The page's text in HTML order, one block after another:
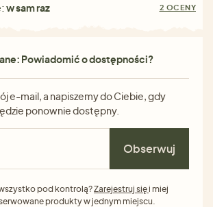
w sam raz 2 OCENY
Powiadomić o dostępności?
e-mail, a napiszemy do Ciebie, gdy
ponownie dostępny.
Obserwuj
pod kontrolą?Zarejestruj sięi miej
produkty w jednym miejscu.